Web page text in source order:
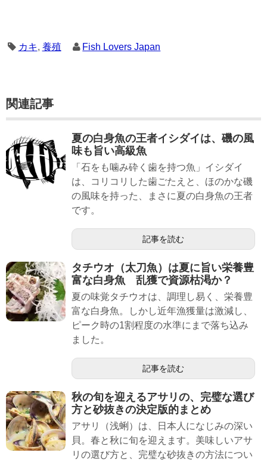
カキ, 養殖 Fish Lovers Japan
関連記事
夏の白身魚の王者イシダイは、磯の風
味も旨い高級魚
「石をも噛み砕く歯を持つ魚」イシダイ
は、コリコリした歯ごたえと、ほのかな磯
の風味を持った、まさに夏の白身魚の王者
です。
記事を読む
タチウオ（太刀魚）は夏に旨い栄養豊
富な白身魚 乱獲で資源枯渇か？
夏の味覚タチウオは、調理し易く、栄養豊
富な白身魚。しかし近年漁獲量は激減し、
ピーク時の1割程度の水準にまで落ち込み
ました。
記事を読む
秋の旬を迎えるアサリの、完璧な選び
方と砂抜きの決定版的まとめ
アサリ（浅蜊）は、日本人になじみの深い
貝。春と秋に旬を迎えます。美味しいアサ
リの選び方と、完璧な砂抜きの方法につい